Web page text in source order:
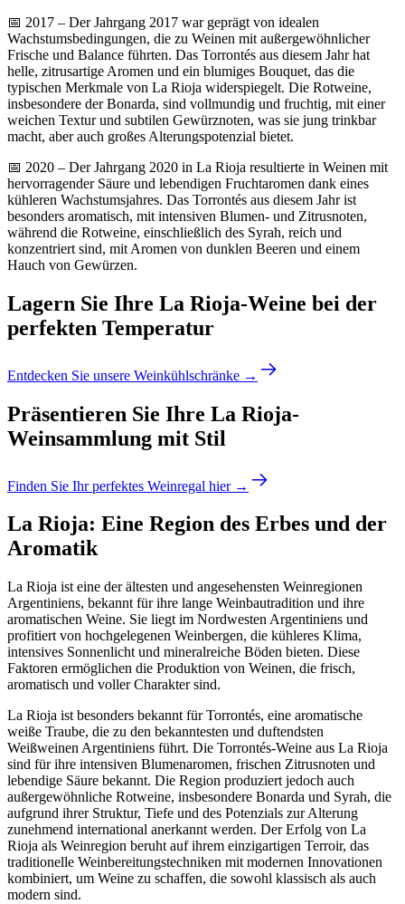
📅 2017 – Der Jahrgang 2017 war geprägt von idealen
Wachstumsbedingungen, die zu Weinen mit außergewöhnlicher
Frische und Balance führten. Das Torrontés aus diesem Jahr hat
helle, zitrusartige Aromen und ein blumiges Bouquet, das die
typischen Merkmale von La Rioja widerspiegelt. Die Rotweine,
insbesondere der Bonarda, sind vollmundig und fruchtig, mit einer
weichen Textur und subtilen Gewürznoten, was sie jung trinkbar
macht, aber auch großes Alterungspotenzial bietet.
📅 2020 – Der Jahrgang 2020 in La Rioja resultierte in Weinen mit
hervorragender Säure und lebendigen Fruchtaromen dank eines
kühleren Wachstumsjahres. Das Torrontés aus diesem Jahr ist
besonders aromatisch, mit intensiven Blumen- und Zitrusnoten,
während die Rotweine, einschließlich des Syrah, reich und
konzentriert sind, mit Aromen von dunklen Beeren und einem
Hauch von Gewürzen.
Lagern Sie Ihre La Rioja-Weine bei der
perfekten Temperatur
Entdecken Sie unsere Weinkühlschränke →
Präsentieren Sie Ihre La Rioja-
Weinsammlung mit Stil
Finden Sie Ihr perfektes Weinregal hier →
La Rioja: Eine Region des Erbes und der
Aromatik
La Rioja ist eine der ältesten und angesehensten Weinregionen
Argentiniens, bekannt für ihre lange Weinbautradition und ihre
aromatischen Weine. Sie liegt im Nordwesten Argentiniens und
profitiert von hochgelegenen Weinbergen, die kühleres Klima,
intensives Sonnenlicht und mineralreiche Böden bieten. Diese
Faktoren ermöglichen die Produktion von Weinen, die frisch,
aromatisch und voller Charakter sind.
La Rioja ist besonders bekannt für Torrontés, eine aromatische
weiße Traube, die zu den bekanntesten und duftendsten
Weißweinen Argentiniens führt. Die Torrontés-Weine aus La Rioja
sind für ihre intensiven Blumenaromen, frischen Zitrusnoten und
lebendige Säure bekannt. Die Region produziert jedoch auch
außergewöhnliche Rotweine, insbesondere Bonarda und Syrah, die
aufgrund ihrer Struktur, Tiefe und des Potenzials zur Alterung
zunehmend international anerkannt werden. Der Erfolg von La
Rioja als Weinregion beruht auf ihrem einzigartigen Terroir, das
traditionelle Weinbereitungstechniken mit modernen Innovationen
kombiniert, um Weine zu schaffen, die sowohl klassisch als auch
modern sind.